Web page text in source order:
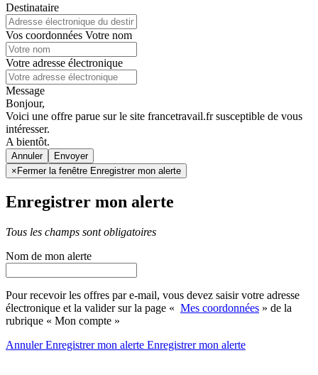
Destinataire
Vos coordonnées Votre nom
Votre adresse électronique
Message
Bonjour,
Voici une offre parue sur le site francetravail.fr susceptible de vous
intéresser.
A bientôt.
Annuler
× Fermer la fenêtre Enregistrer mon alerte
Enregistrer mon alerte
Tous les champs sont obligatoires
Nom de mon alerte
Pour recevoir les offres par e-mail, vous devez saisir votre adresse
électronique et la valider sur la page « Mes coordonnées » de la
rubrique « Mon compte »
AnnulerEnregistrer mon alerte Enregistrermon alerte